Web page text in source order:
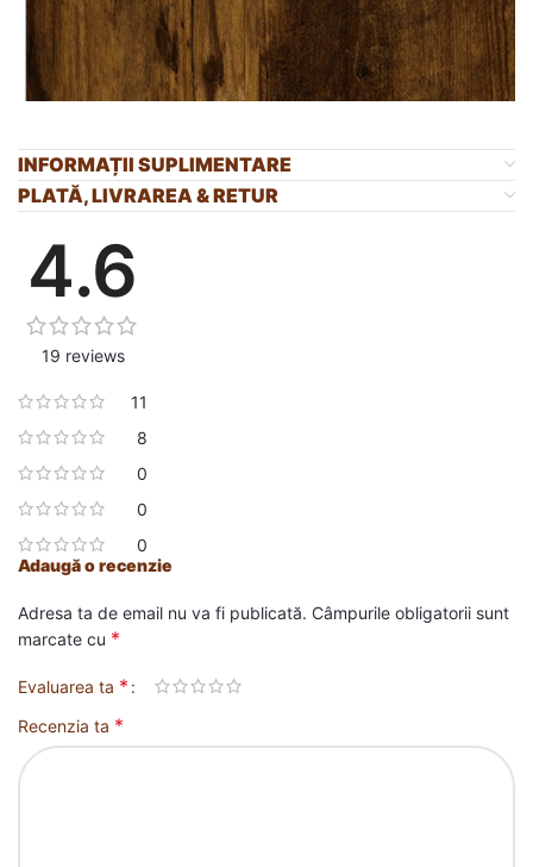
INFORMAȚII SUPLIMENTARE
PLATĂ, LIVRAREA & RETUR
4.6
19 reviews
11
8
0
0
0
Adaugă o recenzie
Adresa ta de email nu va fi publicată. Câmpurile obligatorii sunt
marcate cu *
Evaluarea ta *
Recenzia ta *